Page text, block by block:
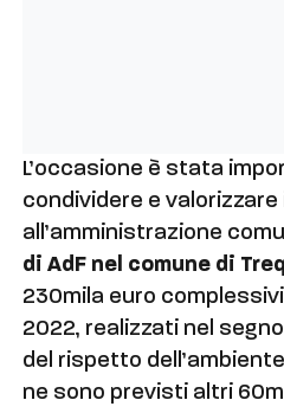
L’occasione è stata
condividere e valorizzare
all’amministrazione
di AdF nel comune di
230mila euro
2022, realizzati nel
del rispetto
ne sono previsti altri